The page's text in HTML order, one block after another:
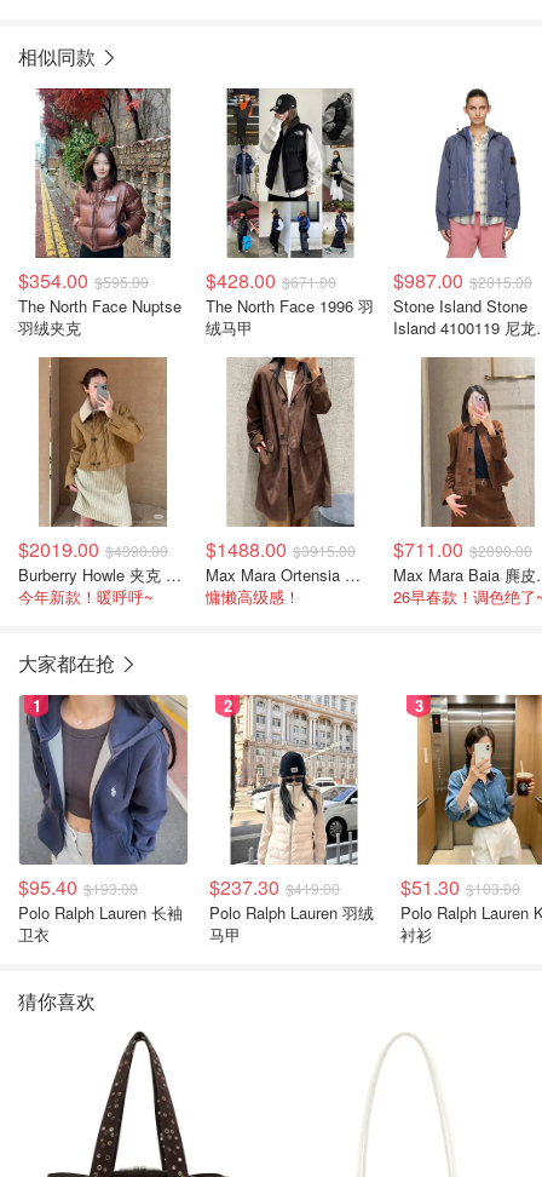
相似同款
$354.00 $595.00
The North Face Nuptse
羽绒夹克
$428.00 $671.00
The North Face 1996 羽
绒马甲
$987.00 $2015.00
Stone Island Stone
Island 4100119 尼龙
$2019.00 $4390.00
Burberry Howle 夹克 棕色羊羔绒领 棉质
今年新款！暖呼呼~
$1488.00 $3915.00
Max Mara Ortensia 麂皮夹克 棕色
慵懒高级感！
$711.00 $2090.00
Max
26早春款！调色绝了
大家都在抢
1
$95.40 $193.00
Polo Ralph Lauren 长袖
卫衣
2
$237.30 $419.00
Polo Ralph Lauren 羽绒
马甲
3
$51.30 $103.00
Polo Ralph Lauren Kids
衬衫
猜你喜欢